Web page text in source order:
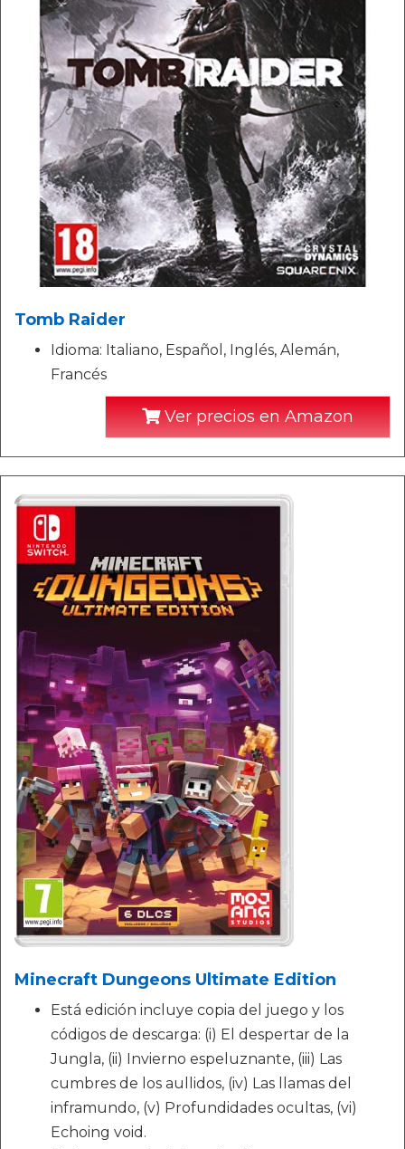
Tomb Raider
Idioma: Italiano, Español, Inglés, Alemán,
Francés
Ver precios en Amazon
Minecraft Dungeons Ultimate Edition
Está edición incluye copia del juego y los
códigos de descarga: (i) El despertar de la
Jungla, (ii) Invierno espeluznante, (iii) Las
cumbres de los aullidos, (iv) Las llamas del
inframundo, (v) Profundidades ocultas, (vi)
Echoing void.